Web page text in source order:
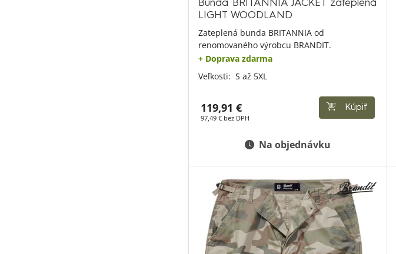
Bunda BRITANNIA JACKET zateplená
LIGHT WOODLAND
Zateplená bunda BRITANNIA od
renomovaného výrobcu BRANDIT.
+ Doprava zdarma
Veľkosti: S až 5XL
119,91 €
97,49 € bez DPH
Kúpiť
Na objednávku